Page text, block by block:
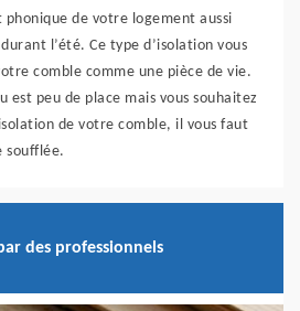
de votre logement aussi
l’été. Ce type d’isolation vous
comble comme une pièce de vie.
est peu de place mais vous souhaitez
de votre comble, il vous faut
soufflée.
des professionnels